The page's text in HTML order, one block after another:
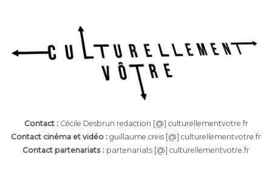
Contact :Cécile Desbrun redaction [@] culturellementvotre.fr
Contact cinéma et vidéo : guillaume.creis [@] culturellementvotre.fr
Contact partenariats : partenariats [@] culturellementvotre.fr